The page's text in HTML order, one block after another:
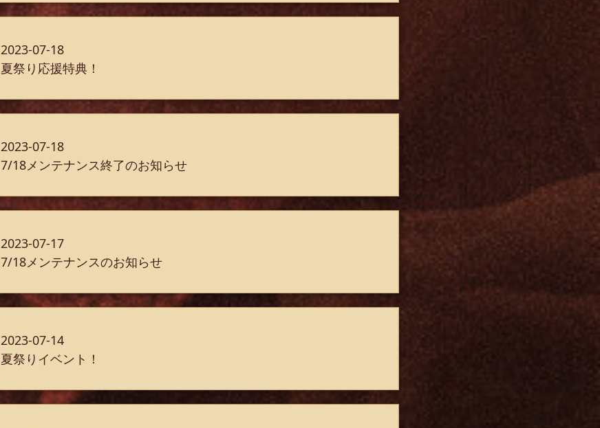
2023-07-18
夏祭り応援特典！
2023-07-18
7/18メンテナンス終了のお知らせ
2023-07-17
7/18メンテナンスのお知らせ
2023-07-14
夏祭りイベント！